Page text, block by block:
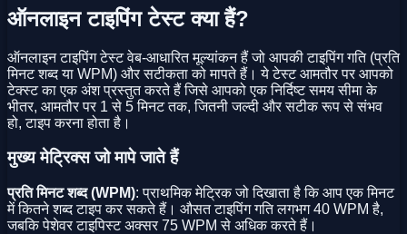
ऑनलाइन टाइपिंग टेस्ट क्या हैं?
ऑनलाइन टाइपिंग टेस्ट वेब-आधारित मूल्यांकन हैं जो आपकी टाइपिंग गति (प्रति
मिनट शब्द या WPM) और सटीकता को मापते हैं। ये टेस्ट आमतौर पर आपको
टेक्स्ट का एक अंश प्रस्तुत करते हैं जिसे आपको एक निर्दिष्ट समय सीमा के
भीतर, आमतौर पर 1 से 5 मिनट तक, जितनी जल्दी और सटीक रूप से संभव
हो, टाइप करना होता है।
मुख्य मेट्रिक्स जो मापे जाते हैं
प्रति मिनट शब्द (WPM): प्राथमिक मेट्रिक जो दिखाता है कि आप एक मिनट
में कितने शब्द टाइप कर सकते हैं। औसत टाइपिंग गति लगभग 40 WPM है,
जबकि पेशेवर टाइपिस्ट अक्सर 75 WPM से अधिक करते हैं।